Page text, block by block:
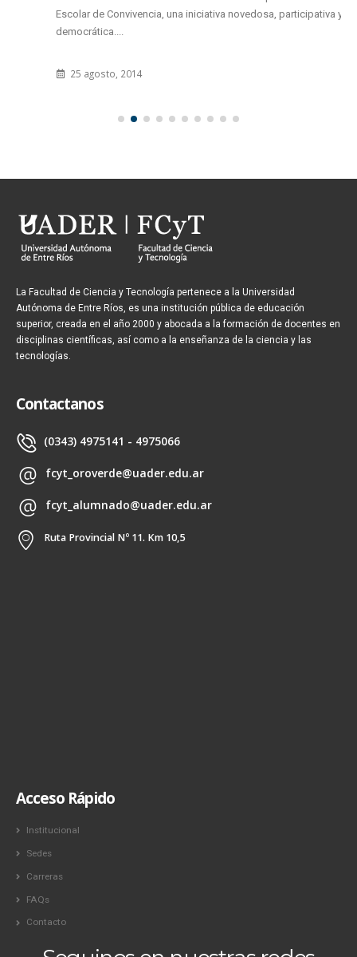
Escolar de Convivencia, una iniciativa novedosa, participativa y
democrática....
25 agosto, 2014
La Facultad de Ciencia y Tecnología pertenece a la Universidad
Autónoma de Entre Ríos, es una institución pública de educación
superior, creada en el año 2000 y abocada a la formación de docentes en
disciplinas científicas, así como a la enseñanza de la ciencia y las
tecnologías.
Contactanos
(0343) 4975141 - 4975066
fcyt_oroverde@uader.edu.ar
fcyt_alumnado@uader.edu.ar
Ruta Provincial Nº 11. Km 10,5
Acceso Rápido
Institucional
Sedes
Carreras
FAQs
Contacto